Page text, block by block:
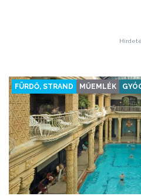
FÜRDŐ, STRAND MŰEMLÉK